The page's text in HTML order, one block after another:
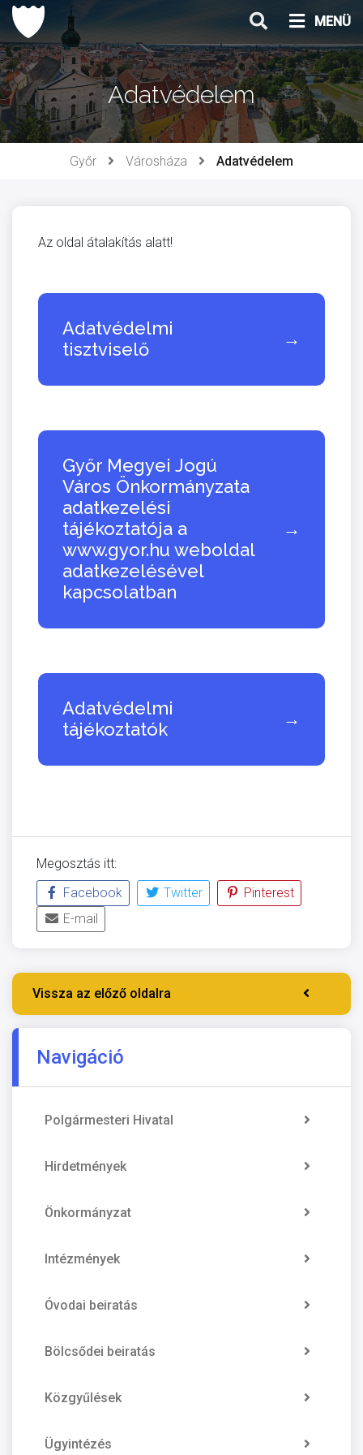
Ugrás
tartalomhoz
MENÜ
Adatvédelem
Győr Városháza Adatvédelem
Az oldal átalakítás alatt!
Adatvédelmi
tisztviselő
→
Győr Megyei Jogú
Város Önkormányzata
adatkezelési
tájékoztatója a
www.gyor.hu weboldal
adatkezelésével
kapcsolatban
→
Adatvédelmi
tájékoztatók
→
Megosztás itt:
Facebook
Twitter
Pinterest
E-mail
Vissza az előző oldalra
Navigáció
Polgármesteri Hivatal
Hirdetmények
Önkormányzat
Intézmények
Óvodai beiratás
Bölcsődei beiratás
Közgyűlések
Ügyintézés